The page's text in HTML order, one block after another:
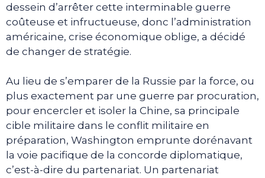
dessein d’arrêter cette interminable guerre
coûteuse et infructueuse, donc l’administration
américaine, crise économique oblige, a décidé
de changer de stratégie.
Au lieu de s’emparer de la Russie par la force, ou
plus exactement par une guerre par procuration,
pour encercler et isoler la Chine, sa principale
cible militaire dans le conflit militaire en
préparation, Washington emprunte dorénavant
la voie pacifique de la concorde diplomatique,
c’est-à-dire du partenariat. Un partenariat